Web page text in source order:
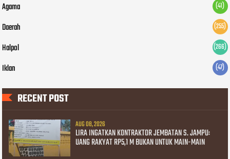
Agama (41)
Daerah (255)
Halpol (266)
Iklan (47)
RECENT POST
AUG 08, 2026
LIRA INGATKAN KONTRAKTOR JEMBATAN S. JAMPU:
UANG RAKYAT RP5,1 M BUKAN UNTUK MAIN-MAIN